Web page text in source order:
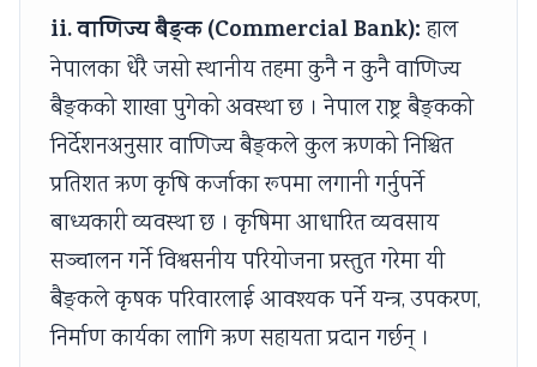
ii. वाणिज्य बैङ्क (Commercial Bank):हाल
नेपालका धेरै जसो स्थानीय तहमा कुनै न कुनै वाणिज्य
बैङ्कको शाखा पुगेको अवस्था छ । नेपाल राष्ट्र बैङ्कको
निर्देशनअनुसार वाणिज्य बैङ्कले कुल ऋणको निश्चित
प्रतिशत ऋण कृषि कर्जाका रूपमा लगानी गर्नुपर्ने
बाध्यकारी व्यवस्था छ । कृषिमा आधारित व्यवसाय
सञ्चालन गर्ने विश्वसनीय परियोजना प्रस्तुत गरेमा यी
बैङ्कले कृषक परिवारलाई आवश्यक पर्ने यन्त्र, उपकरण,
निर्माण कार्यका लागि ऋण सहायता प्रदान गर्छन् ।